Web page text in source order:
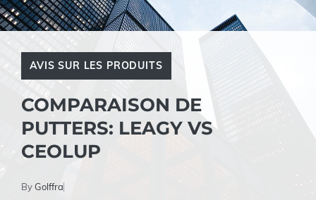
AVIS SUR LES PRODUITS
COMPARAISON DE
PUTTERS: LEAGY VS
CEOLUP
ByGolffra